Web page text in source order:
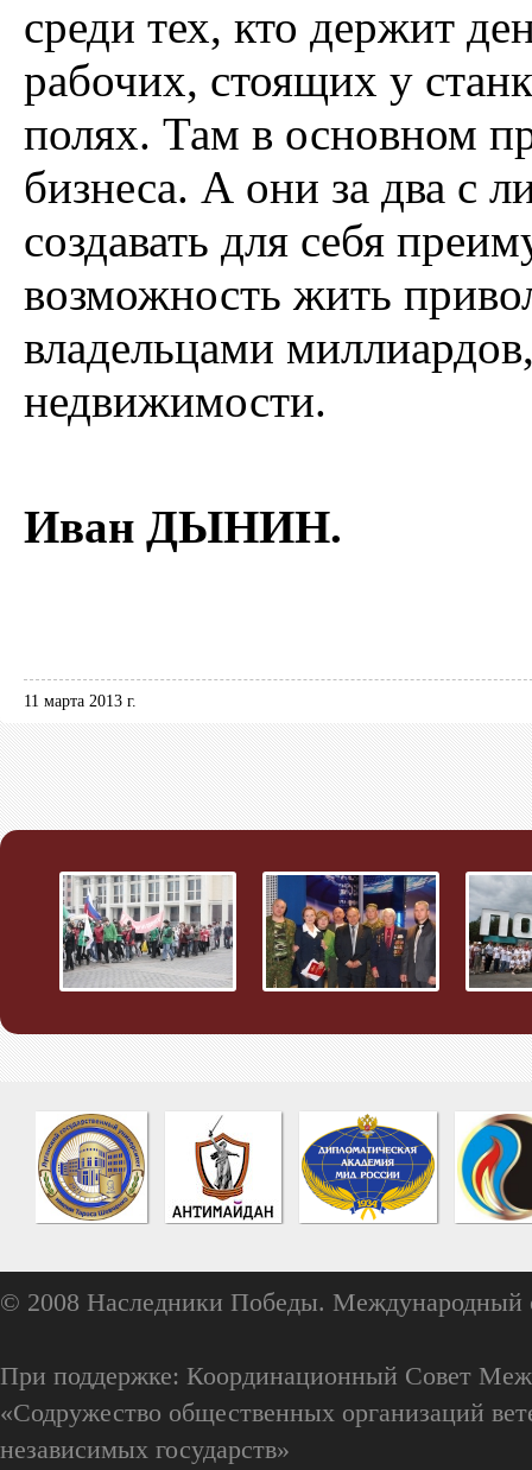
среди тех, кто держит
рабочих, стоящих у
полях. Там в основном
бизнеса. А они за два с
создавать для себя
возможность жить
владельцами
недвижимости.
Иван ДЫНИН.
11 марта 2013 г.
© 2008 Наследники Победы. Международный
При поддержке: Координационный Совет
«Содружество общественных организаций
независимых государств»